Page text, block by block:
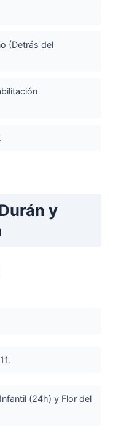
(Detrás del
y
(24h) y Flor del